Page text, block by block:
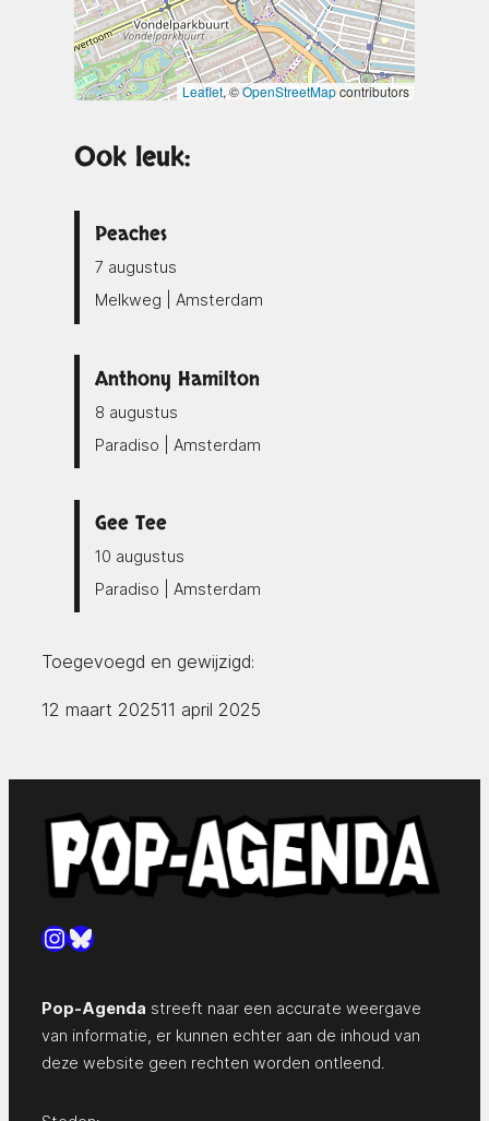
Leaflet, ©OpenStreetMapcontributors
Ook leuk:
Peaches
7 augustus
Melkweg | Amsterdam
Anthony Hamilton
8 augustus
Paradiso | Amsterdam
Gee Tee
10 augustus
Paradiso | Amsterdam
Toegevoegd en gewijzigd:
12 maart 202511 april 2025
Instagram
Bluesky
Pop-Agenda streeft naar een accurate weergave
van informatie, er kunnen echter aan de inhoud van
deze website geen rechten worden ontleend.